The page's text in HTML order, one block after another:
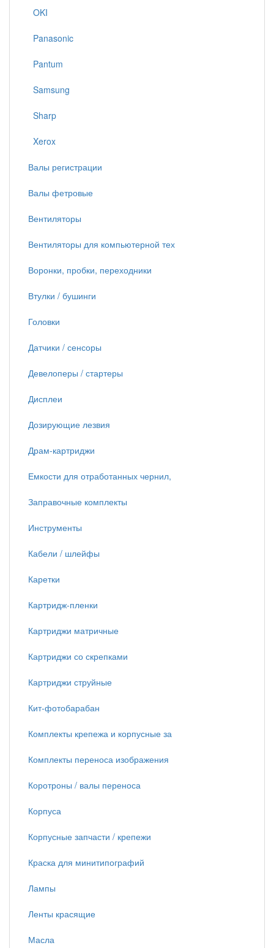
OKI
Panasonic
Pantum
Samsung
Sharp
Xerox
Валы регистрации
Валы фетровые
Вентиляторы
Вентиляторы для компьютерной тех
Воронки, пробки, переходники
Втулки / бушинги
Головки
Датчики / сенсоры
Девелоперы / стартеры
Дисплеи
Дозирующие лезвия
Драм-картриджи
Емкости для отработанных чернил,
Заправочные комплекты
Инструменты
Кабели / шлейфы
Каретки
Картридж-пленки
Картриджи матричные
Картриджи со скрепками
Картриджи струйные
Кит-фотобарабан
Комплекты крепежа и корпусные за
Комплекты переноса изображения
Коротроны / валы переноса
Корпуса
Корпусные запчасти / крепежи
Краска для минитипографий
Лампы
Ленты красящие
Масла